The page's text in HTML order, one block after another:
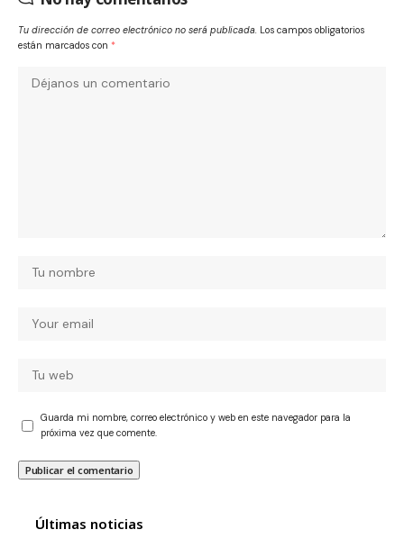
Tu dirección de correo electrónico no será publicada. Los campos obligatorios
están marcados con *
Guarda mi nombre, correo electrónico y web en este navegador para la
próxima vez que comente.
Últimas noticias